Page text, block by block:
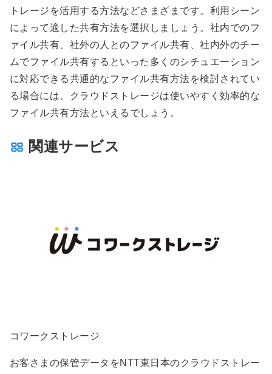
トレージを活用する方法などさまざまです。利用シーン
によって適した共有方法を選択しましょう。社内でのフ
ァイル共有、社外の人とのファイル共有、社内外のチー
ムでファイル共有するといった多くのシチュエーション
に対応できる共通的なファイル共有方法を検討されてい
る場合には、クラウドストレージは使いやすく効率的な
ファイル共有方法といえるでしょう。
関連サービス
コワークストレージ
お客さまの保管データをNTT東日本のクラウドストレー